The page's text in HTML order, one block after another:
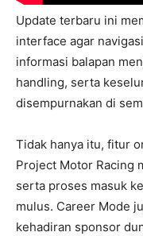
Update terbaru ini
interface agar
informasi balapan
handling, serta
disempurnakan di
Tidak hanya itu, fitur
Project Motor Racing
serta proses masuk
mulus. Career Mode
kehadiran sponsor